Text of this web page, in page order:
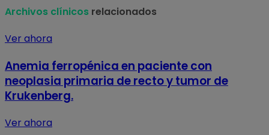
Archivos clínicos relacionados
Ver ahora
Anemia ferropénica en paciente con
neoplasia primaria de recto y tumor de
Krukenberg.
Ver ahora